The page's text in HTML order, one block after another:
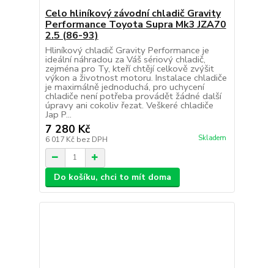
Celo hliníkový závodní chladič Gravity
Performance Toyota Supra Mk3 JZA70
2.5 (86-93)
Hliníkový chladič Gravity Performance je
ideální náhradou za Váš sériový chladič,
zejména pro Ty, kteří chtějí celkově zvýšit
výkon a životnost motoru. Instalace chladiče
je maximálně jednoduchá, pro uchycení
chladiče není potřeba provádět žádné další
úpravy ani cokoliv řezat. Veškeré chladiče
Jap P...
7 280 Kč
6 017 Kč bez DPH Skladem
Do košíku, chci to mít doma